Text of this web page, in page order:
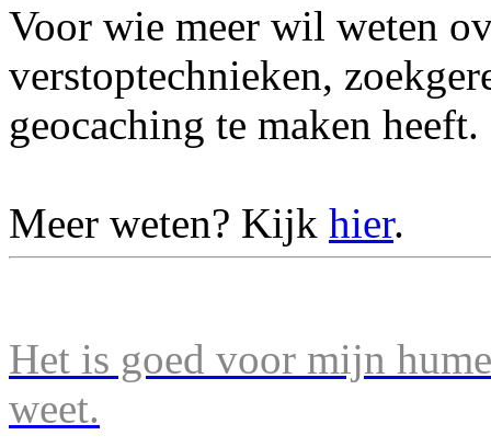
Voor wie meer wil weten
verstoptechnieken,
geocaching te maken heeft.
Meer weten? Kijk hier.
Het is goed voor mijn
weet.